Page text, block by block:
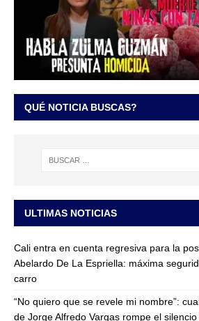
QUÉ NOTICIA BUSCAS?
ULTIMAS NOTICIAS
Cali entra en cuenta regresiva para la
Abelardo De La Espriella: máxima
carro
“No quiero que se revele mi nombre”:
de Jorge Alfredo Vargas rompe el silencio